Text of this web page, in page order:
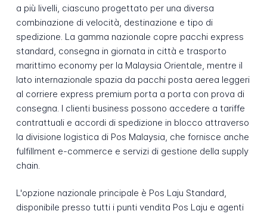
a più livelli, ciascuno progettato per una diversa
combinazione di velocità, destinazione e tipo di
spedizione. La gamma nazionale copre pacchi express
standard, consegna in giornata in città e trasporto
marittimo economy per la Malaysia Orientale, mentre il
lato internazionale spazia da pacchi posta aerea leggeri
al corriere express premium porta a porta con prova di
consegna. I clienti business possono accedere a tariffe
contrattuali e accordi di spedizione in blocco attraverso
la divisione logistica di Pos Malaysia, che fornisce anche
fulfillment e-commerce e servizi di gestione della supply
chain.
L'opzione nazionale principale è Pos Laju Standard,
disponibile presso tutti i punti vendita Pos Laju e agenti